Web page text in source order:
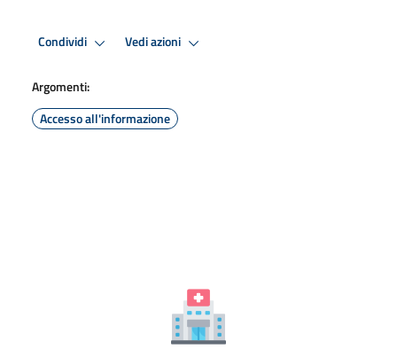
Condividi Vedi azioni
Argomenti:
Accesso all'informazione